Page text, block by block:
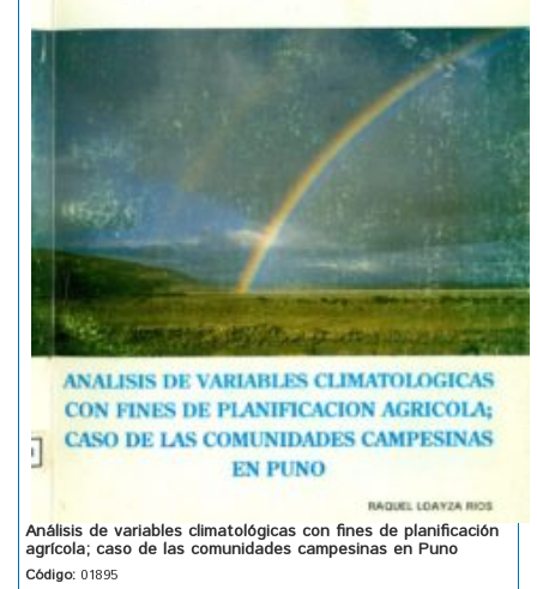
Análisis de variables climatológicas con fines de planificación
agrícola; caso de las comunidades campesinas en Puno
Código: 01895